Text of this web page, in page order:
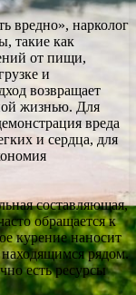
вредно», нарколог
такие как
от пищи,
и
возвращает
жизнью. Для
вреда
и сердца, для
составляющая,
обращается к
курение наносит
рядом.
есть ресурсы